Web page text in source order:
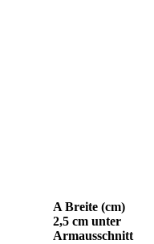
A Breite (cm)
2,5 cm unter
Armausschnitt